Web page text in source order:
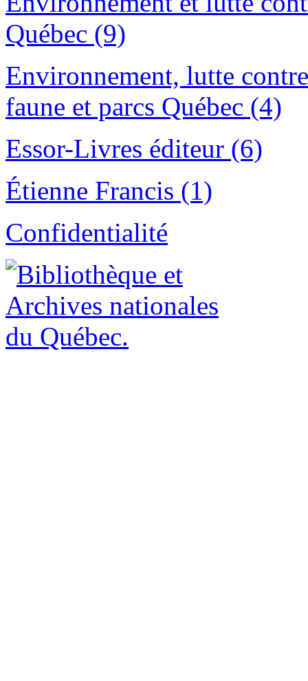
Québec (9)
Environnement, lutte
faune et parcs Québec (4)
Essor-Livres éditeur (6)
Étienne Francis (1)
Confidentialité